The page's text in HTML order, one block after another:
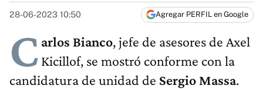
28-06-2023 10:50 Agregar PERFIL en Google
C arlos Bianco, jefe de asesores de Axel
Kicillof, se mostró conforme con la
candidatura de unidad de Sergio Massa.